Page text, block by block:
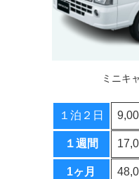
ミニキ
１泊２日
１週間
1ヶ月